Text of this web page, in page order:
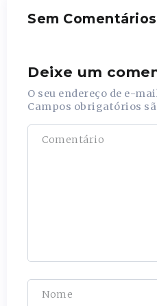
Sem
Deixe um
O seu endereço de e-
Campos obrigatórios